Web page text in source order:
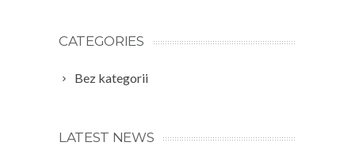
CATEGORIES
Bez kategorii
LATEST NEWS